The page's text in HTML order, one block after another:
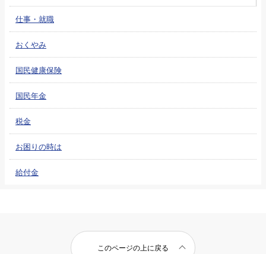
仕事・就職
おくやみ
国民健康保険
国民年金
税金
お困りの時は
給付金
このページの上に戻る